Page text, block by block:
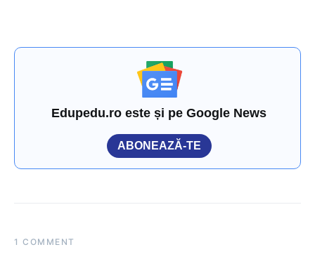
Edupedu.ro este și pe Google News
ABONEAZĂ-TE
1 COMMENT